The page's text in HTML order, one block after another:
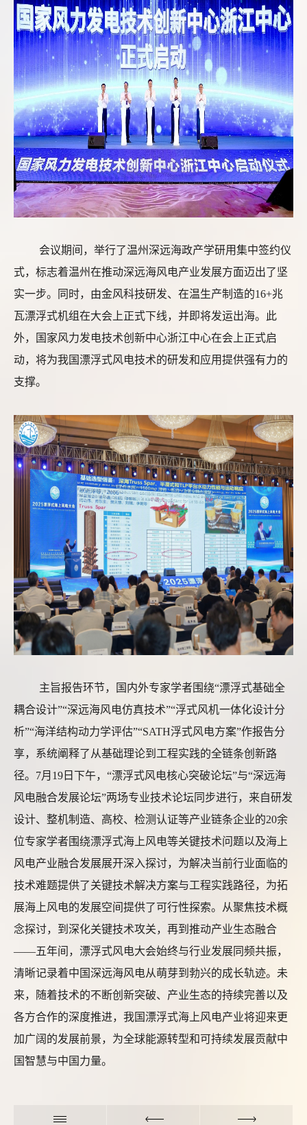
会议期间，举行了温州深远海政产学研用集中签约仪
式，标志着温州在推动深远海风电产业发展方面迈出了坚
实一步。同时，由金风科技研发、在温生产制造的16+兆
瓦漂浮式机组在大会上正式下线，并即将发运出海。此
外，国家风力发电技术创新中心浙江中心在会上正式启
动，将为我国漂浮式风电技术的研发和应用提供强有力的
支撑。
主旨报告环节，国内外专家学者围绕“漂浮式基础全
耦合设计”“深远海风电仿真技术”“浮式风机一体化设计分
析”“海洋结构动力学评估”“SATH浮式风电方案”作报告分
享，系统阐释了从基础理论到工程实践的全链条创新路
径。7月19日下午，“漂浮式风电核心突破论坛”与“深远海
风电融合发展论坛”两场专业技术论坛同步进行，来自研发
设计、整机制造、高校、检测认证等产业链条企业的20余
位专家学者围绕漂浮式海上风电等关键技术问题以及海上
风电产业融合发展展开深入探讨，为解决当前行业面临的
技术难题提供了关键技术解决方案与工程实践路径，为拓
展海上风电的发展空间提供了可行性探索。从聚焦技术概
念探讨，到深化关键技术攻关，再到推动产业生态融合
——五年间，漂浮式风电大会始终与行业发展同频共振，
清晰记录着中国深远海风电从萌芽到勃兴的成长轨迹。未
来，随着技术的不断创新突破、产业生态的持续完善以及
各方合作的深度推进，我国漂浮式海上风电产业将迎来更
加广阔的发展前景，为全球能源转型和可持续发展贡献中
国智慧与中国力量。